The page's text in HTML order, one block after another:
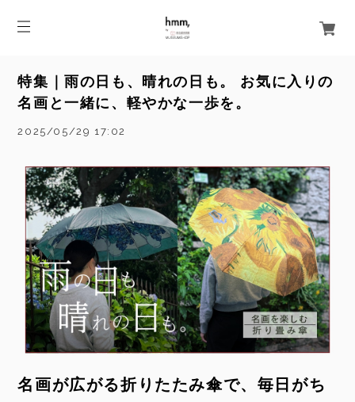
特集｜雨の日も、晴れの日も。 お気に入りの
名画と一緒に、軽やかな一歩を。
2025/05/29 17:02
名画が広がる折りたたみ傘で、毎日がち